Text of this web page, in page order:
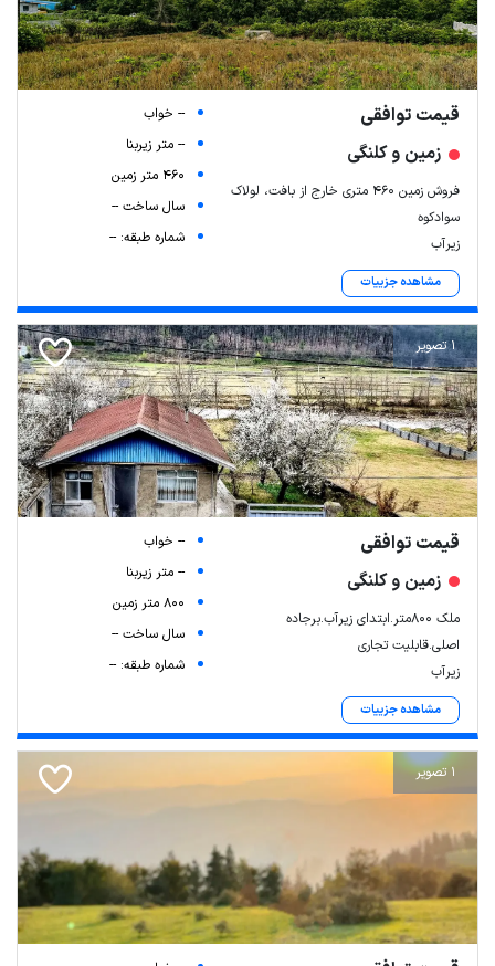
قیمت توافقی
زمین و کلنگی
فروش زمین ۴۶۰ متری خارج از بافت، لولاک
سوادکوه
زیرآب
مشاهده جزییات
-- خواب
-- متر زیربنا
460 متر زمین
سال ساخت --
شماره طبقه: --
1 تصویر
قیمت توافقی
زمین و کلنگی
ملک ۸۰۰متر.ابتدای زیرآب.برجاده
اصلی.قابلیت تجاری
زیرآب
مشاهده جزییات
-- خواب
-- متر زیربنا
800 متر زمین
سال ساخت --
شماره طبقه: --
1 تصویر